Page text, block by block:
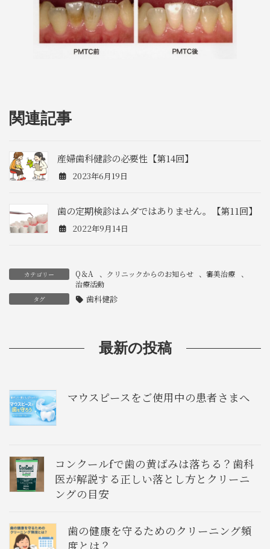
関連記事
産婦歯科健診の必要性【第14回】
2023年6月19日
歯の定期検診はムダではありません。【第11回】
2022年9月14日
カテゴリー Q＆A 、 クリニックからのお知らせ 、審美治療 、
治療活動
タグ 歯科健診
最新の投稿
マウスピースをご使用中の患者さまへ
コンクールfで歯の黄ばみは落ちる？歯科
医が解説する正しい落とし方とクリーニ
ングの目安
歯の健康を守るためのクリーニング頻
度とは？